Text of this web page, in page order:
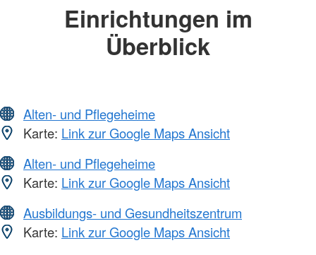
Einrichtungen im
Überblick
Alten- und Pflegeheime
Karte: Link zur Google Maps Ansicht
Alten- und Pflegeheime
Karte: Link zur Google Maps Ansicht
Ausbildungs- und Gesundheitszentrum
Karte: Link zur Google Maps Ansicht